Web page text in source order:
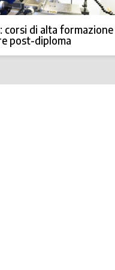
corsi di alta formazione
post-diploma